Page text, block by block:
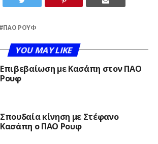
ΠΑΟ ΡΟΥΦ
YOU MAY LIKE
Επιβεβαίωση με Κασάπη στον ΠΑΟ
Ρουφ
Σπουδαία κίνηση με Στέφανο
Κασάπη ο ΠΑΟ Ρουφ